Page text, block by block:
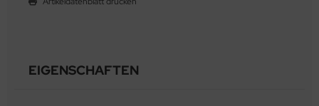
EIGENSCHAFTEN